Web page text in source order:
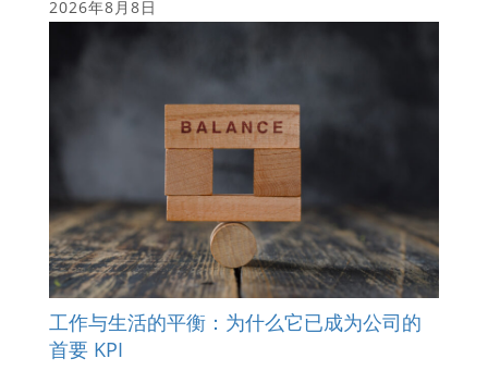
2026年8月8日
工作与生活的平衡：为什么它已成为公司的
首要 KPI